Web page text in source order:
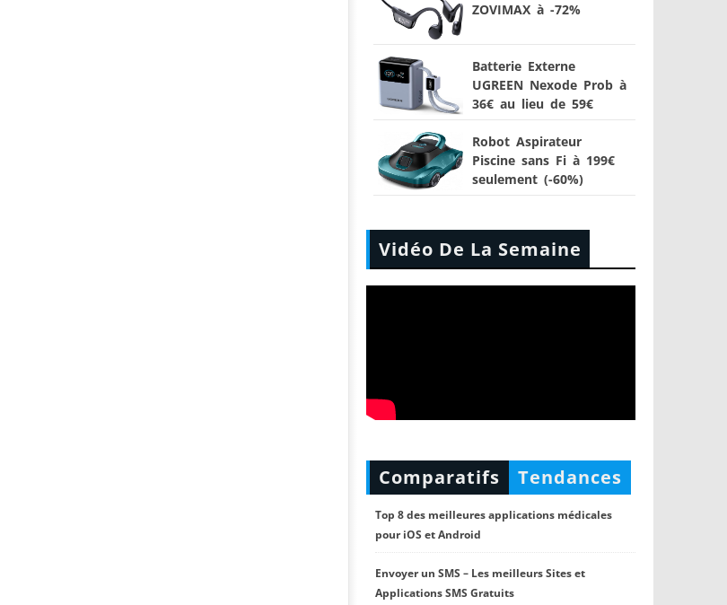
ZOVIMAX à -72%
Batterie Externe
UGREEN Nexode Prob à
36€ au lieu de 59€
Robot Aspirateur
Piscine sans Fi à 199€
seulement (-60%)
Vidéo De La Semaine
Comparatifs Tendances
Top 8 des meilleures applications médicales
pour iOS et Android
Envoyer un SMS – Les meilleurs Sites et
Applications SMS Gratuits